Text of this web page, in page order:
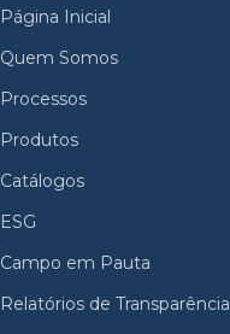
Página Inicial
Quem Somos
Processos
Produtos
Catálogos
ESG
Campo em Pauta
Relatórios de Transparência